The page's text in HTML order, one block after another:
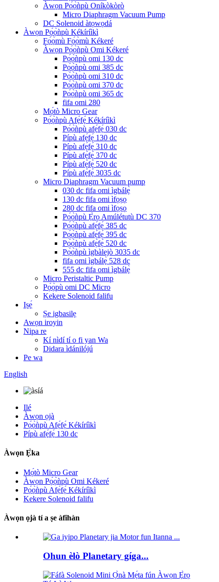
Àwọn Pọ́ọ̀ǹpù Oníkòkòrò
Micro Diaphragm Vacuum Pump
DC Solenoid àtọwọdá
Àwọn Pọ́ọ̀ǹpù Kékíríìkì
Fọ́ọ̀mù Fọ́ọ̀mù Kékeré
Àwọn Pọ́ọ̀ǹpù Omi Kékeré
Pọ́ọ̀ǹpù omi 130 dc
Pọ́ọ̀ǹpù omi 385 dc
Pọ́ọ̀ǹpù omi 310 dc
Pọ́ọ̀ǹpù omi 370 dc
Pọ́ọ̀ǹpù omi 365 dc
fifa omi 280
Mọ́tò Micro Gear
Pọ́ọ̀ǹpù Afẹ́fẹ́ Kékíríìkì
Pọ́ọ̀ǹpù afẹ́fẹ́ 030 dc
Pípù afẹ́fẹ́ 130 dc
Pípù afẹ́fẹ́ 310 dc
Pípù afẹ́fẹ́ 370 dc
Pípù afẹ́fẹ́ 520 dc
Pípù afẹ́fẹ́ 3035 dc
Micro Diaphragm Vacuum pump
030 dc fifa omi ìgbálẹ̀
130 dc fifa omi ìfọṣọ
280 dc fifa omi ìfọṣọ
Pọ́ọ̀ǹpù Ẹ̀rọ Amúlétutù DC 370
Pọ́ọ̀ǹpù afẹ́fẹ́ 385 dc
Pọ́ọ̀ǹpù afẹ́fẹ́ 395 dc
Pọ́ọ̀ǹpù afẹ́fẹ́ 520 dc
Pọ́ọ̀ǹpù ìgbàlejò 3035 dc
fifa omi ìgbálẹ̀ 528 dc
555 dc fifa omi ìgbálẹ̀
Micro Peristaltic Pump
Pọ́ọ̀pù omi DC Micro
Kekere Solenoid falifu
Iṣẹ́
Ṣe igbasilẹ
Awọn iroyin
Nipa re
Kí nìdí tí o fi yan Wa
Didara ìdánilójú
Pe wa
English
Ilé
Àwọn ọjà
Pọ́ọ̀ǹpù Afẹ́fẹ́ Kékíríìkì
Pípù afẹ́fẹ́ 130 dc
Àwọn Ẹ̀ka
Mọ́tò Micro Gear
Àwọn Pọ́ọ̀ǹpù Omi Kékeré
Pọ́ọ̀ǹpù Afẹ́fẹ́ Kékíríìkì
Kekere Solenoid falifu
Àwọn ọjà tí a ṣe àfihàn
Ohun èlò Planetary gíga...